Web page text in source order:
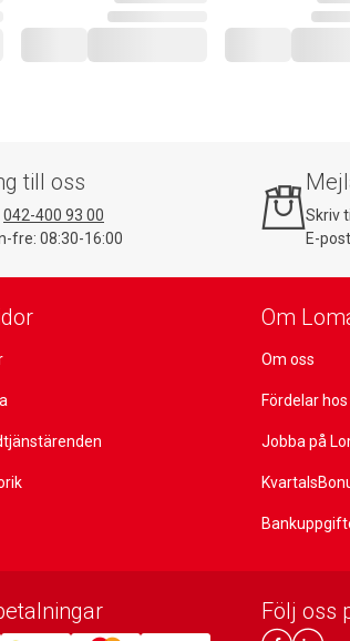
till oss
042-400 93 00
fre: 08:30-16:00
Skriv
E-
Om
Om oss
Fördelar
Jobba på
Följ oss